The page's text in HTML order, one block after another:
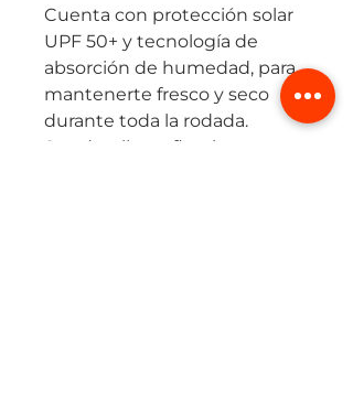
Cuenta con protección solar
UPF 50+ y tecnología de
absorción de humedad, para
mantenerte fresco y seco
durante toda la rodada.
Sus detalles reflectivos